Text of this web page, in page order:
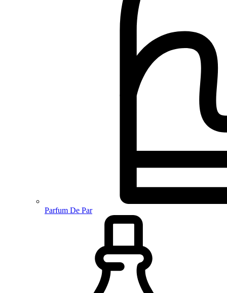
Parfum De Par